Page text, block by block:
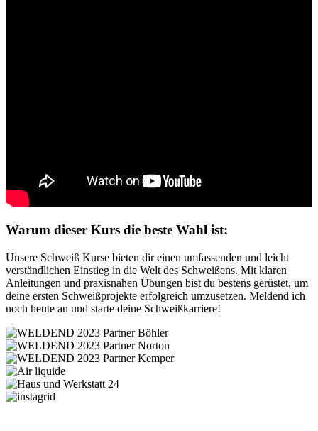
Warum dieser Kurs die beste Wahl ist:
Unsere Schweiß Kurse bieten dir einen umfassenden und leicht
verständlichen Einstieg in die Welt des Schweißens. Mit klaren
Anleitungen und praxisnahen Übungen bist du bestens gerüstet, um
deine ersten Schweißprojekte erfolgreich umzusetzen. Meldend ich
noch heute an und starte deine Schweißkarriere!